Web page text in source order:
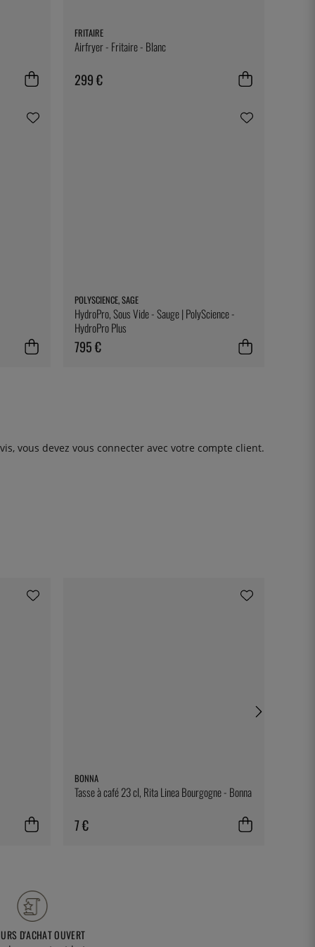
FRITAIRE
Airfryer - Fritaire - Blanc
299 €
POLYSCIENCE, SAGE
HydroPro, Sous Vide - Sauge | PolyScience -
HydroPro Plus
795 €
vous devez vous connecter avec votre compte client.
BONNA
Tasse à café 23 cl, Rita Linea Bourgogne - Bonna
7 €
D'ACHAT OUVERT